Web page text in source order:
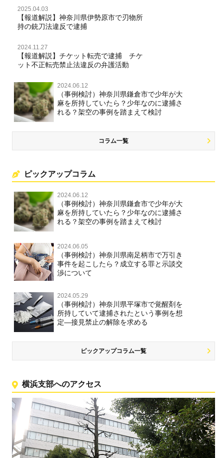
2025.04.03
【報道解説】神奈川県伊勢原市で刃物所
持の銃刀法違反で逮捕
2024.11.27
【報道解説】チケット転売で逮捕 チケ
ット不正転売禁止法違反の弁護活動
2024.06.12
（事例検討）神奈川県鎌倉市で少年が大
麻を所持していたら？少年なのに逮捕さ
れる？架空の事例を踏まえて検討
コラム一覧
ピックアップコラム
2024.06.12
（事例検討）神奈川県鎌倉市で少年が大
麻を所持していたら？少年なのに逮捕さ
れる？架空の事例を踏まえて検討
2024.06.05
（事例検討）神奈川県南足柄市で万引き
事件を起こしたら？成立する罪と示談交
渉について
2024.05.29
（事例検討）神奈川県平塚市で覚醒剤を
所持していて逮捕されたという事例を想
定―接見禁止の解除を求める
ピックアップコラム一覧
横浜支部へのアクセス